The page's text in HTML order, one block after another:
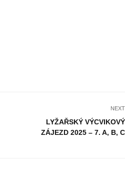
NEXT
LYŽAŘSKÝ VÝCVIKOVÝ
ZÁJEZD 2025 – 7. A, B, C